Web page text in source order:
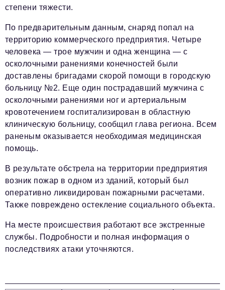
степени тяжести.
По предварительным данным, снаряд попал на
территорию коммерческого предприятия. Четыре
человека — трое мужчин и одна женщина — с
осколочными ранениями конечностей были
доставлены бригадами скорой помощи в городскую
больницу №2. Еще один пострадавший мужчина с
осколочными ранениями ног и артериальным
кровотечением госпитализирован в областную
клиническую больницу, сообщил глава региона. Всем
раненым оказывается необходимая медицинская
помощь.
В результате обстрела на территории предприятия
возник пожар в одном из зданий, который был
оперативно ликвидирован пожарными расчетами.
Также повреждено остекление социального объекта.
На месте происшествия работают все экстренные
службы. Подробности и полная информация о
последствиях атаки уточняются.